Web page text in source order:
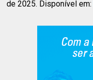
de 2025. Disponível